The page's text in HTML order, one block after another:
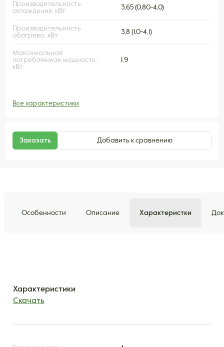
Производительность
охлаждения, кВт
3,65 (0,80-4,0)
Производительность
обогрева, кВт
3,8 (1,0-4,1)
Максимальная
потребляемая мощность,
кВт
1,9
Все характеристики
Заказать Добавить к сравнению
Особенности Описание Характеристки
Характеристики
Скачать